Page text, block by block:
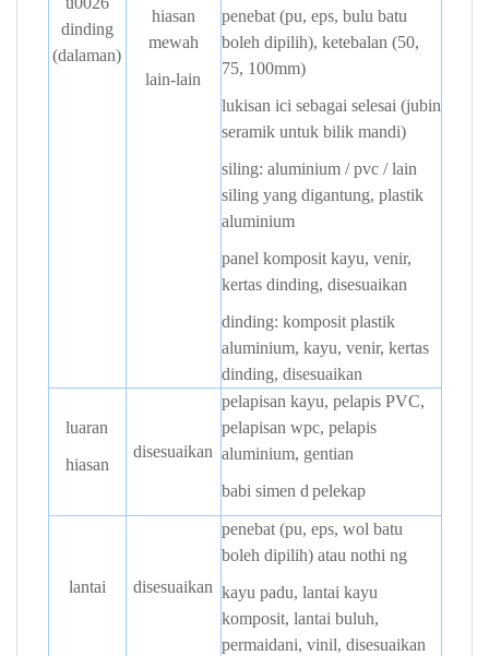
dinding
(dalaman)
hiasan
mewah
lain-lain
penebat (pu, eps, bulu batu
boleh dipilih), ketebalan (50,
75, 100mm)
lukisan ici sebagai selesai (jubin
seramik untuk bilik mandi)
siling: aluminium / pvc / lain
siling yang digantung, plastik
aluminium
panel kompositkayu, venir,
kertas dinding, disesuaikan
dinding: komposit plastik
aluminium, kayu, venir, kertas
dinding, disesuaikan
luaran
hiasan
disesuaikan
pelapisan kayu, pelapis PVC,
pelapisan wpc, pelapis
aluminium, gentian
babi simen d pelekap
lantai disesuaikan
penebat (pu, eps, wol batu
boleh dipilih) atau nothi ng
kayu padu, lantai kayu
komposit, lantai buluh,
permaidani, vinil, disesuaikan